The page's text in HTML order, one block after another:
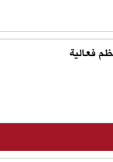
فعالية